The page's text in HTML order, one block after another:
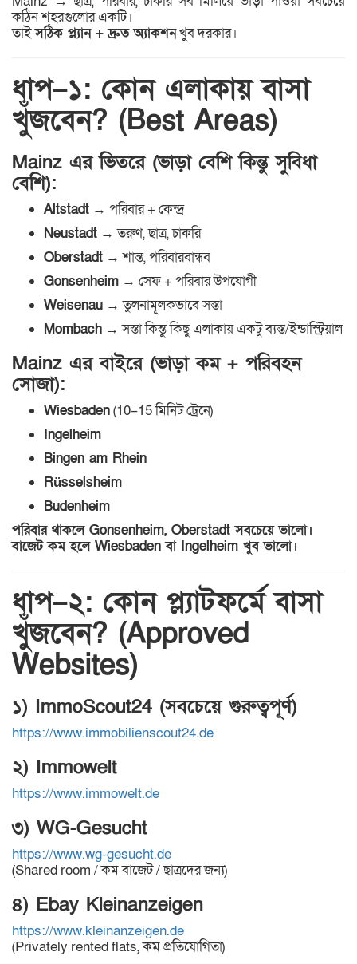
কঠিন শহরগুলোর একটি।
তাইসঠিক প্ল্যান + দ্রুত অ্যাকশনখুব দরকার।
ধাপ–১: কোন এলাকায় বাসা
খুঁজবেন? (Best Areas)
Mainz এর ভিতরে (ভাড়া বেশি কিন্তু সুবিধা
বেশি):
Altstadt → পরিবার + কেন্দ্র
Neustadt → তরুণ, ছাত্র, চাকরি
Oberstadt → শান্ত, পরিবারবান্ধব
Gonsenheim → সেফ + পরিবার উপযোগী
Weisenau → তুলনামূলকভাবে সস্তা
Mombach → সস্তা কিন্তু কিছু এলাকায় একটু ব্যস্ত/ইন্ডাস্ট্রিয়াল
Mainz এর বাইরে (ভাড়া কম + পরিবহন
সোজা):
Wiesbaden(10–15 মিনিট ট্রেনে)
Ingelheim
Bingen am Rhein
Rüsselsheim
Budenheim
পরিবার থাকলে Gonsenheim, Oberstadt সবচেয়ে ভালো।
বাজেট কম হলে Wiesbaden বা Ingelheim খুব ভালো।
ধাপ–২: কোন প্ল্যাটফর্মে বাসা
খুঁজবেন? (Approved
Websites)
১) ImmoScout24 (সবচেয়ে গুরুত্বপূর্ণ)
https://www.immobilienscout24.de
২) Immowelt
https://www.immowelt.de
৩) WG-Gesucht
https://www.wg-gesucht.de
(Shared room / কম বাজেট / ছাত্রদের জন্য)
৪) Ebay Kleinanzeigen
https://www.kleinanzeigen.de
(Privately rented flats, কম প্রতিযোগিতা)